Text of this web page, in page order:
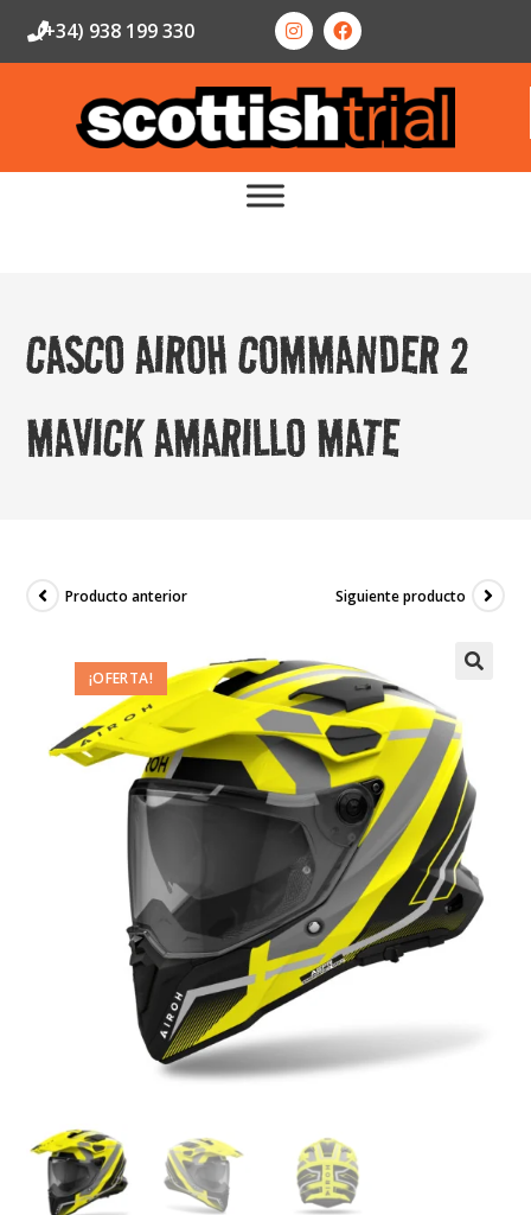
(+34) 938 199 330
CASCO AIROH COMMANDER 2
MAVICK AMARILLO MATE
¡OFERTA!
Producto anterior Siguiente producto